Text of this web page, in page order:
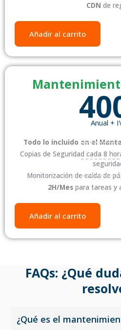
CDN de
Añadir al carrito
Anual +
Todo lo incluido en el
Copias de Seguridad cada 8
Monitorización de caída de
2H/Mes para tareas y
Añadir al carrito
FAQs: ¿Qué
¿Qué es el